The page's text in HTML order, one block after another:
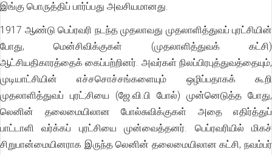
இங்கு பொருத்திப் பார்ப்பது அவசியமானது.
1917 ஆண்டு பெப்ரவரி நடந்த முதலாவது முதலாளித்துவப் புரட்சியின்
போது, மென்சிவிக்குகள் (முதலாளித்துவக் கட்சி)
ஆட்சியதிகாரத்தைக் கைப்பற்றினர். அவர்கள் நிலப்பிரபுத்துவத்தையும்,
முடியாட்சியின் எச்சசொச்சங்களையும் ஒழிப்பதாகக் கூறி
முதலாளித்துவப் புரட்;சியை (ஜே.வி.பி போல்) முன்னெடுத்த போது,
லெனின் தலைமையிலான போல்சுவிக்குகள் அதை எதிர்த்துப்
பாட்டாளி வர்க்கப் புரட்சியை முன்வைத்தனர். பெப்ரவரியில் மிகச்
சிறுபான்மையினராக இருந்த லெனின் தலைமையிலான கட்சி, நவம்பர்